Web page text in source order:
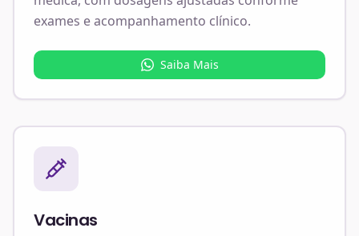
exames e acompanhamento clínico.
Saiba Mais
Vacinas